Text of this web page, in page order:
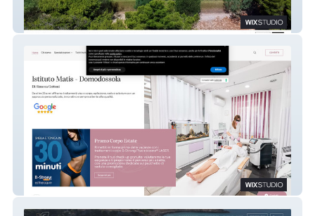
Pierluigi Piu Architetto
Istituto Matis Domodossola